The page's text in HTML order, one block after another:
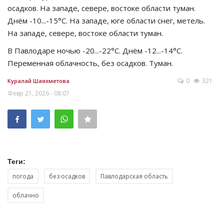
осадков. На западе, севере, востоке области туман.
Днём -10...-15°C. На западе, юге области снег, метель.
На западе, севере, востоке области туман.
В Павлодаре ночью -20...-22°C. Днём -12...-14°C.
Переменная облачность, без осадков. Туман.
Куралай Шаяхметова
Февр 21, 2026 - 08:07
0 321
Теги:
погода без осадков Павлодарская область
облачно